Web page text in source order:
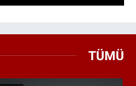
TÜMÜ